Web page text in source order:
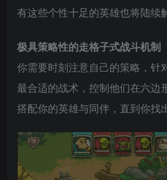
有这些个性十足的英雄也将陆续
极具策略性的走格子式战斗机制
你需要时刻注意自己的策略，针
最合适的战术，控制他们在六边
搭配你的英雄与同伴，直到你找